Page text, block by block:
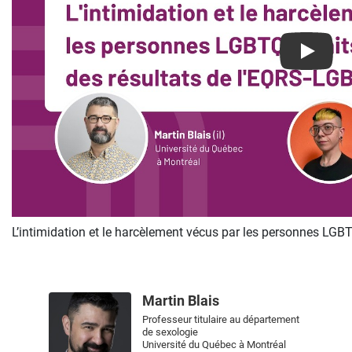
Play
L’intimidation et le harcèlement vécus par les personnes
Martin Blais
Professeur titulaire au département
de sexologie
Université du Québec à Montréal